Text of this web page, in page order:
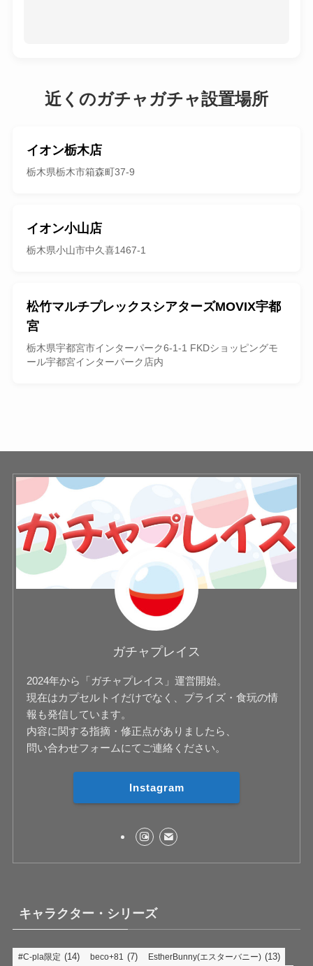
近くのガチャガチャ設置場所
イオン栃木店
栃木県栃木市箱森町37-9
イオン小山店
栃木県小山市中久喜1467-1
松竹マルチプレックスシアターズMOVIX宇都
宮
栃木県宇都宮市インターパーク6-1-1 FKDショッピングモ
ール宇都宮インターパーク店内
ガチャプレイス
2024年から「ガチャプレイス」運営開始。
現在はカプセルトイだけでなく、プライズ・食玩の情
報も発信しています。
内容に関する指摘・修正点がありましたら、
問い合わせフォームにてご連絡ください。
Instagram
キャラクター・シリーズ
#C-pla限定 (14) beco+81 (7) EstherBunny(エスターバニー) (13)